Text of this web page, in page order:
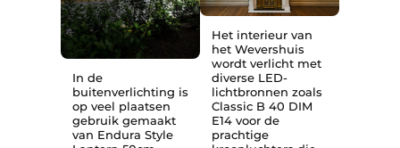
In de
buitenverlichting is
op veel plaatsen
gebruik gemaakt
van Endura Style
Het interieur van
het Wevershuis
wordt verlicht met
diverse LED-
lichtbronnen zoals
Classic B 40 DIM
E14 voor de
prachtige